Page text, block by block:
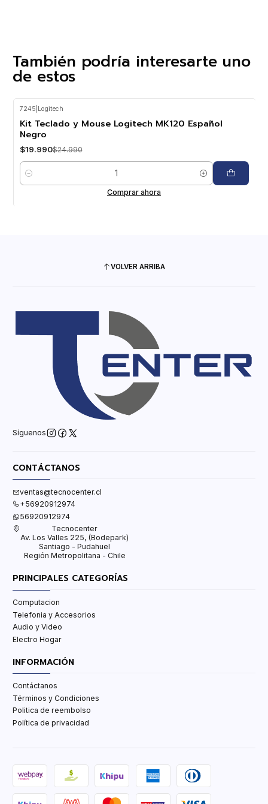
También podría interesarte uno
de estos
7245 Logitech
Kit Teclado y Mouse Logitech MK120 Español
Negro
$19.990$24.990
Cantidad
Comprar ahora
VOLVER ARRIBA
Síguenos
CONTÁCTANOS
ventas@tecnocenter.cl
+56920912974
56920912974
Tecnocenter
Av. Los Valles 225, (Bodepark)
Santiago - Pudahuel
Región Metropolitana - Chile
PRINCIPALES CATEGORÍAS
Computacion
Telefonia y Accesorios
Audio y Video
Electro Hogar
INFORMACIÓN
Contáctanos
Términos y Condiciones
Politica de reembolso
Política de privacidad